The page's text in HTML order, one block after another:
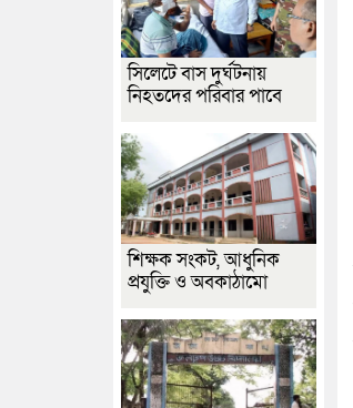
সিলেটে বাস দুর্ঘটনায়
নিহতদের পরিবার পাবে
শিক্ষক সংকট, আধুনিক
প্রযুক্তি ও অবকাঠামো